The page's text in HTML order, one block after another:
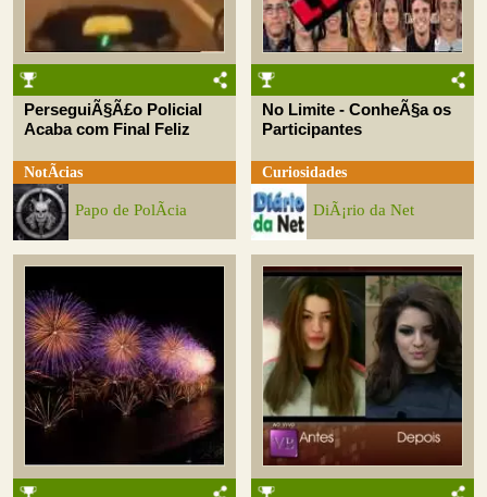
PerseguiÃ§Ã£o Policial
Acaba com Final Feliz
NotÃ­cias
Papo de PolÃ­cia
No Limite - ConheÃ§a os
Participantes
Curiosidades
DiÃ¡rio da Net